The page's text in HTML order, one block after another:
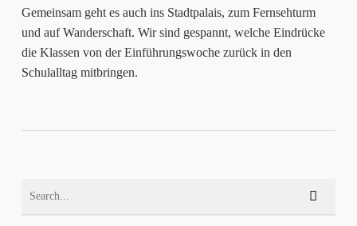
Gemeinsam geht es auch ins Stadtpalais, zum Fernsehturm
und auf Wanderschaft. Wir sind gespannt, welche Eindrücke
die Klassen von der Einführungswoche zurück in den
Schulalltag mitbringen.